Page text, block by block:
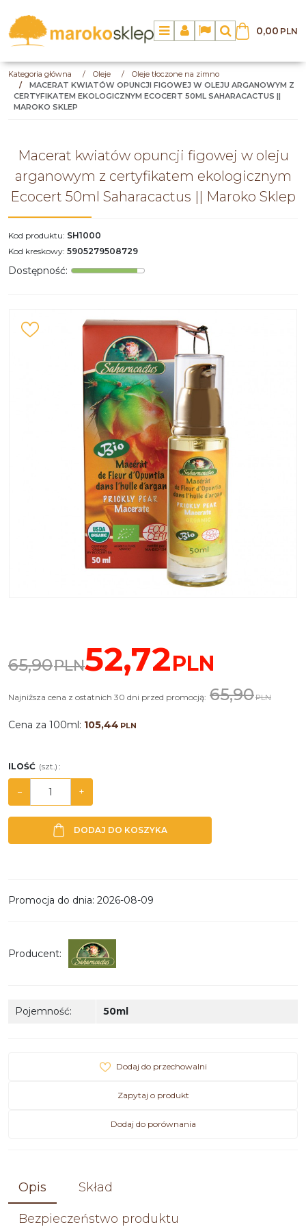
MenuPanelLangSzukaj
0,00 PLN
Kategoria główna / Oleje /
Oleje tłoczone na zimno
/
MACERAT KWIATÓW OPUNCJI FIGOWEJ W OLEJU ARGANOWYM Z
CERTYFIKATEM EKOLOGICZNYM ECOCERT 50ML SAHARACACTUS ||
MAROKO SKLEP
Macerat kwiatów opuncji figowej w oleju
arganowym z certyfikatem ekologicznym
Ecocert 50ml Saharacactus || Maroko Sklep
Kod produktu: SH1000
Kod kreskowy: 5905279508729
Dostępność:
65,90PLN52,72PLN
Najniższa cena z ostatnich 30 dni przed promocją: 65,90PLN
Cena za 100ml: 105,44 PLN
ILOŚĆ (szt.) :
− +
DODAJ DO KOSZYKA
Promocja do dnia: 2026-08-09
Producent:
Pojemność: 50ml
Dodaj do przechowalni
Zapytaj o produkt
Dodaj do porównania
Opis Skład
Bezpieczeństwo produktu